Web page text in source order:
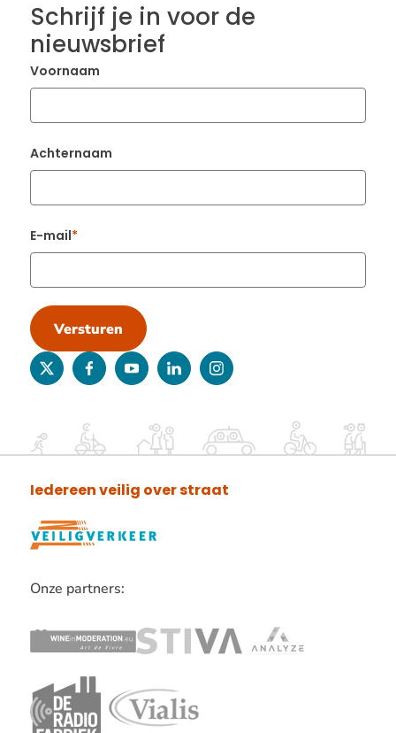
Schrijf je in voor de
nieuwsbrief
Voornaam
Achternaam
E-mail
Versturen
twitterfacebookyoutubelinkedininstagram
Iedereen veilig over straat
Onze partners:
verder
onze
partners